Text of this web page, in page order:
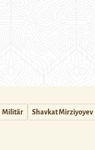
Militär Shavkat Mirziyoyev